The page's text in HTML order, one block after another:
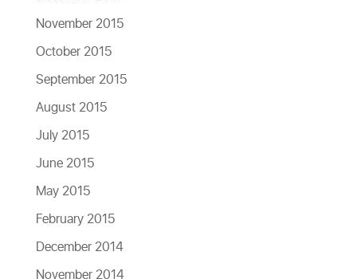
November 2015
October 2015
September 2015
August 2015
July 2015
June 2015
May 2015
February 2015
December 2014
November 2014